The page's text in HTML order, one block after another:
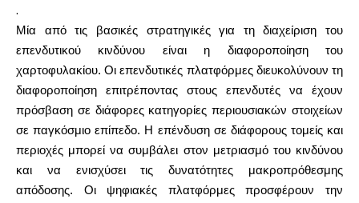
.
Μία από τις βασικές στρατηγικές για τη διαχείριση του
επενδυτικού κινδύνου είναι η διαφοροποίηση του
χαρτοφυλακίου. Οι επενδυτικές πλατφόρμες διευκολύνουν τη
διαφοροποίηση επιτρέποντας στους επενδυτές να έχουν
πρόσβαση σε διάφορες κατηγορίες περιουσιακών στοιχείων
σε παγκόσμιο επίπεδο. Η επένδυση σε διάφορους τομείς και
περιοχές μπορεί να συμβάλει στον μετριασμό του κινδύνου
και να ενισχύσει τις δυνατότητες μακροπρόθεσμης
απόδοσης. Οι ψηφιακές πλατφόρμες προσφέρουν την